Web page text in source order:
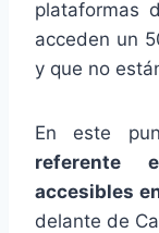
plataformas
acceden un
y que no
En este
referente
accesibles
delante de